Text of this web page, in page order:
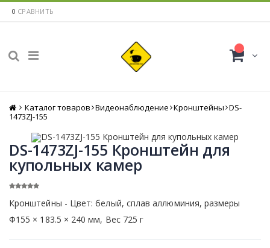
0 СРАВНИТЬ
Главная
Каталог товаров Видеонаблюдение Кронштейны DS-
1473ZJ-155
DS-1473ZJ-155 Кронштейн для
купольных камер
Кронштейны - Цвет: белый, сплав аллюминия, размеры
Φ155 × 183.5 × 240 мм, Вес 725 г